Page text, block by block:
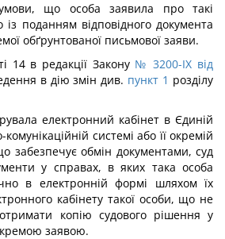
що особа заявила про такі
поданням відповідного документа
обґрунтованої письмової заяви.
14 в редакції Закону № 3200-IX від
в дію змін див. пункт 1 розділу
електронний кабінет в Єдиній
системі або її окремій
забезпечує обмін документами, суд
у справах, в яких така особа
в електронній формі шляхом їх
кабінету такої особи, що не
копію судового рішення у
заявою.